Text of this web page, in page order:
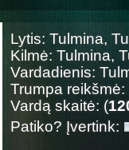
Lytis: Tulmina,
Kilmė: Tulmina,
Vardadienis:
Trumpa reikšmė:
Vardą skaitė: (
Patiko? Įvertink: